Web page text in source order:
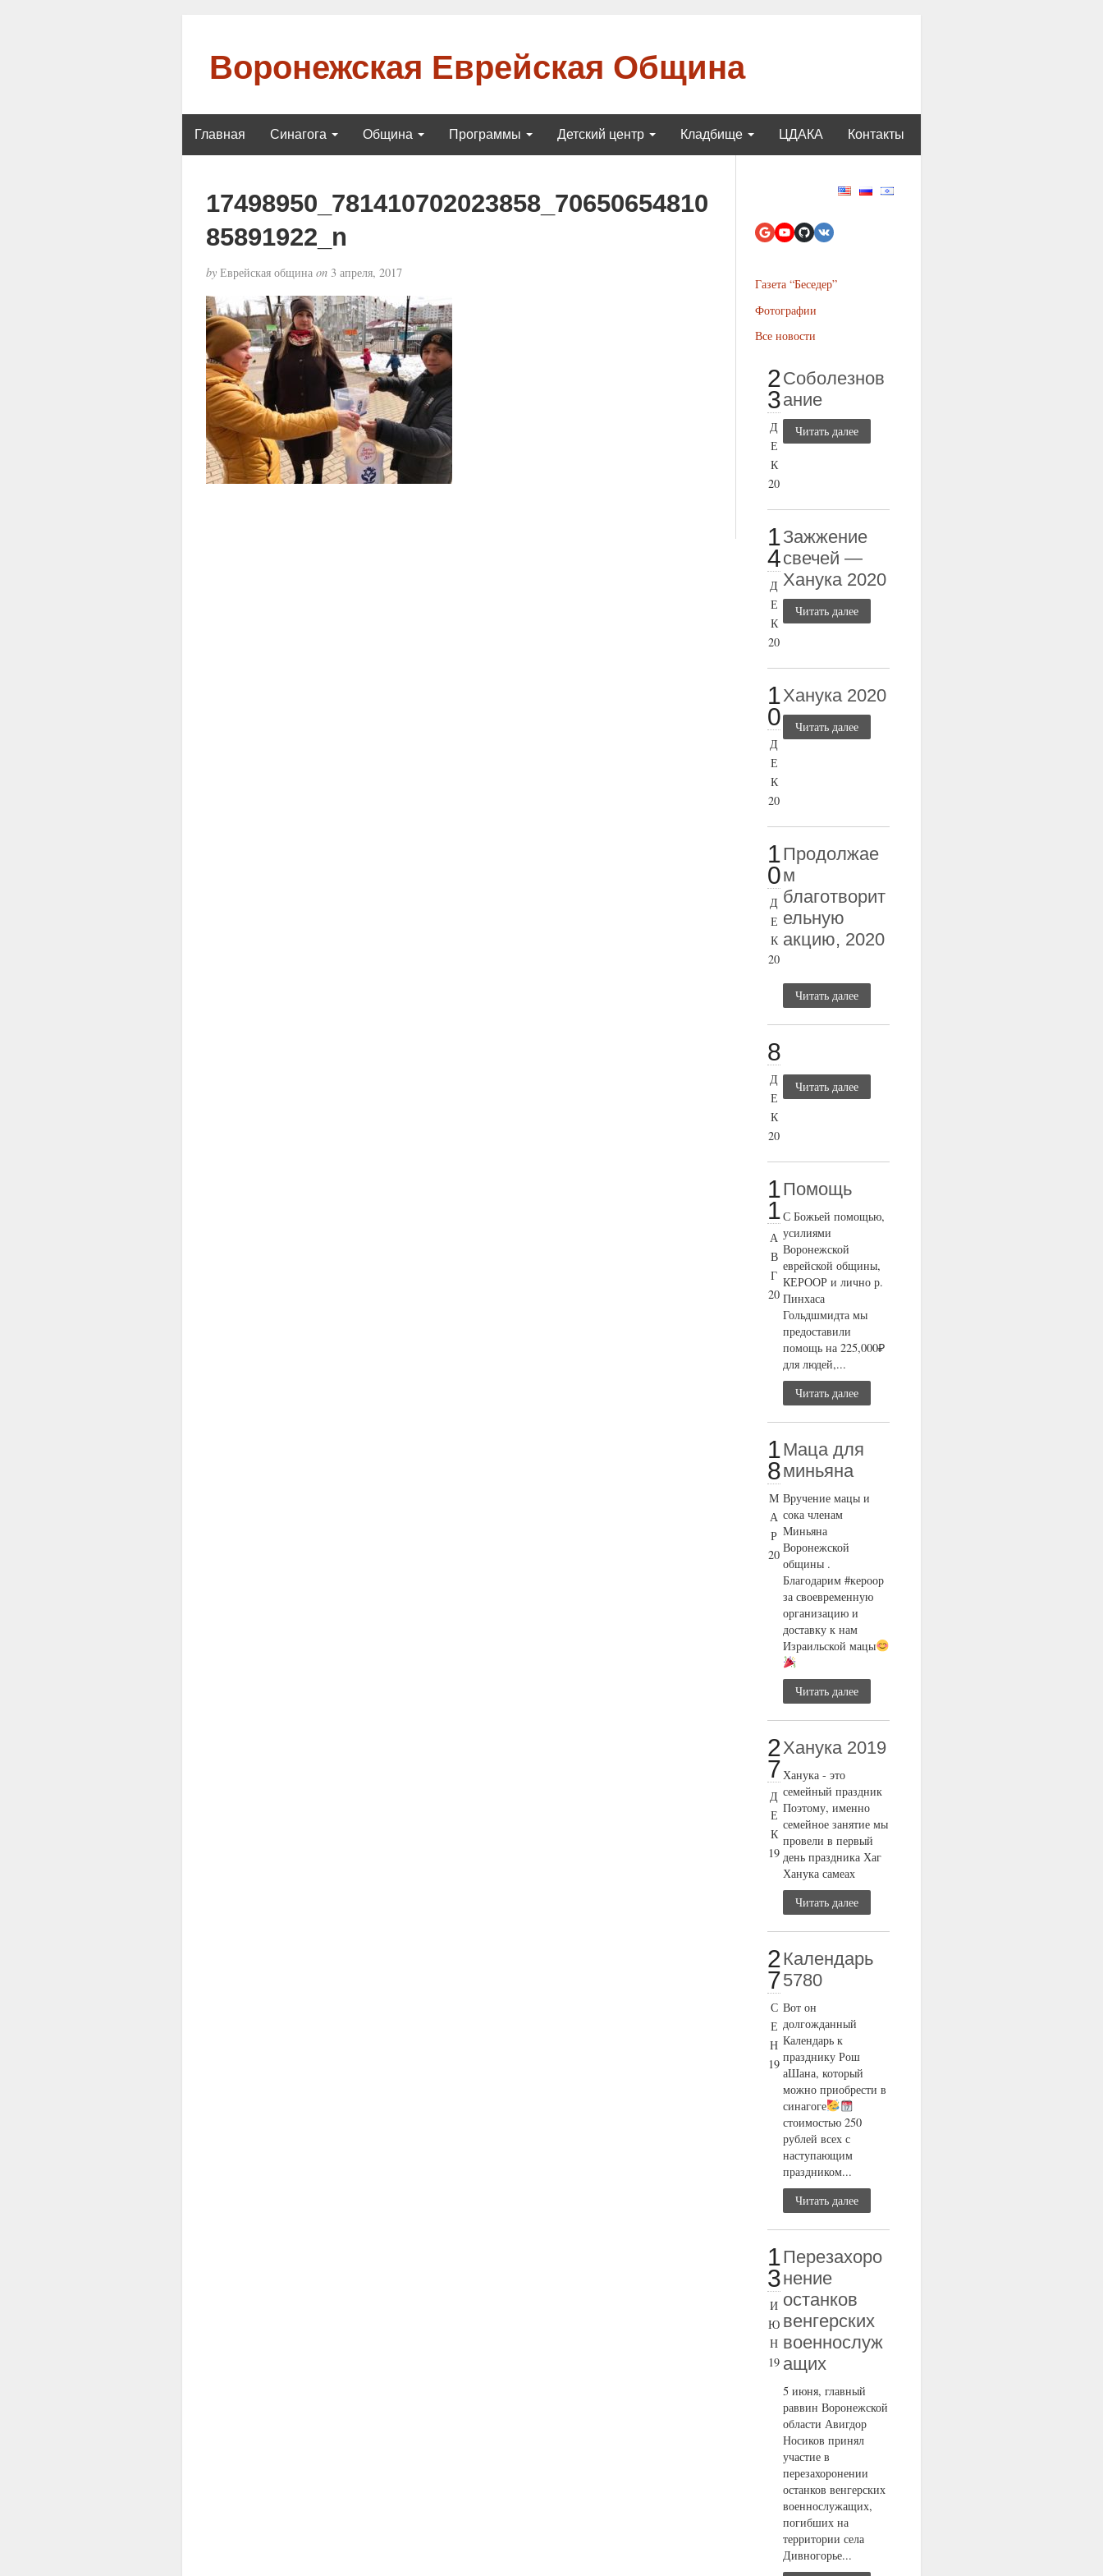
Воронежская Еврейская Община
Главная Синагога Община Программы Детский центр Кладбище ЦДАКА Контакты
17498950_781410702023858_70650654810
85891922_n
byЕврейская община on3 апреля, 2017
Газета “Беседер”
Фотографии
Все новости
2
3
Д
Е
К
20
Соболезнов
ание
Читать далее
1
4
Д
Е
К
20
Зажжение
свечей —
Ханука 2020
Читать далее
1
0
Д
Е
К
20
Ханука 2020
Читать далее
1
0
Д
Е
К
20
Продолжае
м
благотворит
ельную
акцию, 2020
Читать далее
8
Д
Е
К
20
Читать далее
1
1
А
В
Г
20
Помощь
С Божьей помощью,
усилиями
Воронежской
еврейской общины,
КЕРООР и лично р.
Пинхаса
Гольдшмидта мы
предоставили
помощь на 225,000₽
для людей,...
Читать далее
1
8
М
А
Р
20
Маца для
миньяна
Вручение мацы и
сока членам
Миньяна
Воронежской
общины .
Благодарим #кероор
за своевременную
организацию и
доставку к нам
Израильской мацы
Читать далее
2
7
Д
Е
К
19
Ханука 2019
Ханука - это
семейный праздник
Поэтому, именно
семейное занятие мы
провели в первый
день праздника Хаг
Ханука самеах
Читать далее
2
7
С
Е
Н
19
Календарь
5780
Вот он
долгожданный
Календарь к
празднику Рош
аШана, который
можно приобрести в
синагоге
стоимостью 250
рублей всех с
наступающим
праздником...
Читать далее
1
3
И
Ю
Н
19
Перезахоро
нение
останков
венгерских
военнослуж
ащих
5 июня, главный
раввин Воронежской
области Авигдор
Носиков принял
участие в
перезахоронении
останков венгерских
военнослужащих,
погибших на
территории села
Дивногорье...